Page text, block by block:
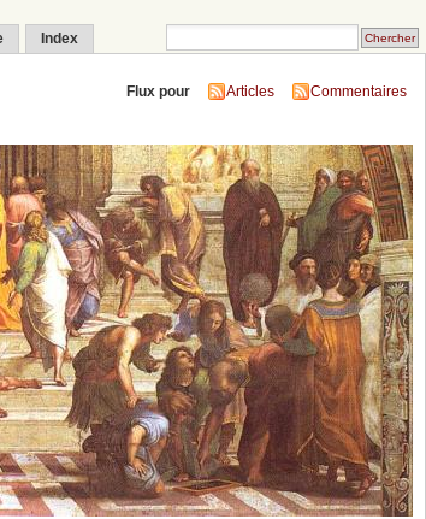
Index
Flux pour Articles Commentaires